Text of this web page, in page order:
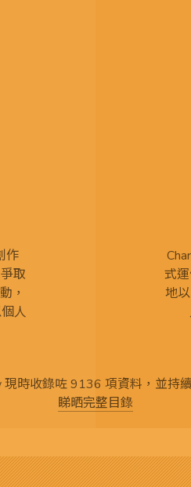
作
取
，
人
式
地以
現時收錄咗 9136 項資料，並持
睇晒完整目錄